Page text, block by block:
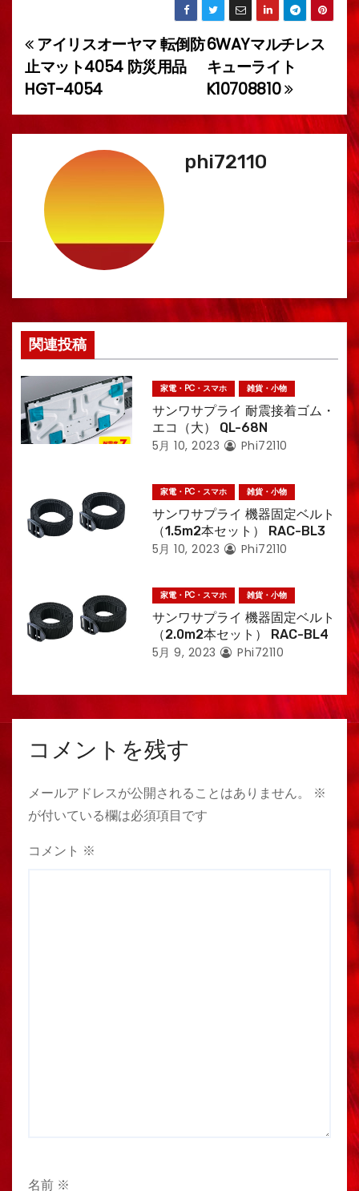
投
稿
ナ
ゲ
ー
ン
6WAYマルチレス
キューライト
K10708810
アイリスオーヤマ 転倒防
止マット4054 防災用品
HGT-4054
phi72110
関連投稿
家電・PC・スマホ 雑貨・小物
サンワサプライ 耐震接着ゴム・
エコ（大） QL-68N
5月 10, 2023 Phi72110
家電・PC・スマホ 雑貨・小物
サンワサプライ 機器固定ベルト
（1.5m2本セット） RAC-BL3
5月 10, 2023 Phi72110
家電・PC・スマホ 雑貨・小物
サンワサプライ 機器固定ベルト
（2.0m2本セット） RAC-BL4
5月 9, 2023 Phi72110
コメントを残す
メールアドレスが公開されることはありません。
※
が付いている欄は必須項目です
コメント ※
名前 ※